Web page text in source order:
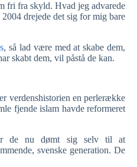
fri fra skyld. Hvad jeg advarede
drejede det sig for mig bare
, så lad være med at skabe dem,
skabt dem, vil påstå de kan.
verdenshistorien en perlerække
fjende islam havde reformeret
har de nu dømt sig selv til at
svenske generation. De